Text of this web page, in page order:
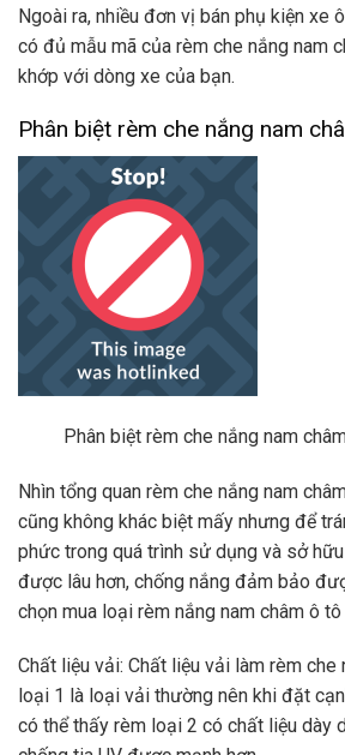
Ngoài ra, nhiều đơn vị bán phụ kiện xe
có đủ mẫu mã của rèm che nắng nam
khớp với dòng xe của bạn.
Phân biệt rèm che nắng nam
Phân biệt rèm che nắng nam
Nhìn tổng quan rèm che nắng nam
cũng không khác biệt mấy nhưng để
phức trong quá trình sử dụng và sở
được lâu hơn, chống nắng đảm bảo
chọn mua loại rèm nắng nam châm ô
Chất liệu vải: Chất liệu vải làm rèm che
loại 1 là loại vải thường nên khi đặt
có thể thấy rèm loại 2 có chất liệu dày